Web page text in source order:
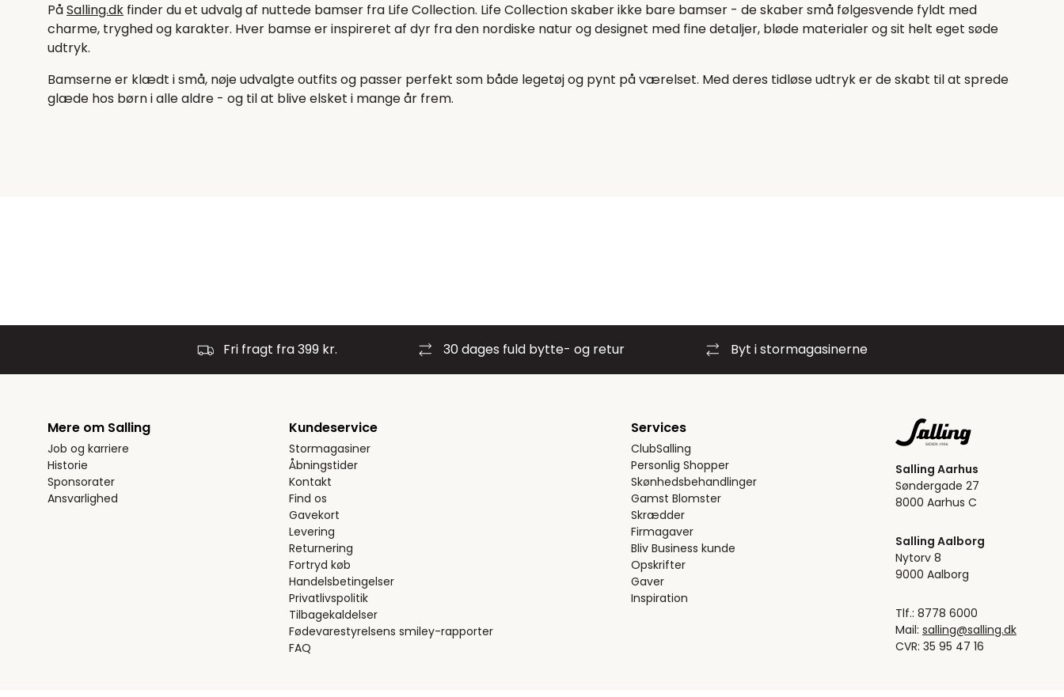
PåSalling.dk finder du et udvalg af nuttede bamser fra Life Collection. Life Collection skaber ikke bare bamser - de skaber små følgesvende fyldt med
charme, tryghed og karakter. Hver bamse er inspireret af dyr fra den nordiske natur og designet med fine detaljer, bløde materialer og sit helt eget søde
udtryk.
Bamserne er klædt i små, nøje udvalgte outfits og passer perfekt som både legetøj og pynt på værelset. Med deres tidløse udtryk er de skabt til at sprede
glæde hos børn i alle aldre - og til at blive elsket i mange år frem.
Fri fragt fra 399 kr. 30 dages fuld bytte- og retur Byt i stormagasinerne
Mere om Salling
Job og karriere
Historie
Sponsorater
Ansvarlighed
Kundeservice
Stormagasiner
Åbningstider
Kontakt
Find os
Gavekort
Levering
Returnering
Fortryd køb
Handelsbetingelser
Privatlivspolitik
Tilbagekaldelser
Fødevarestyrelsens smiley-rapporter
FAQ
Services
ClubSalling
Personlig Shopper
Skønhedsbehandlinger
Gamst Blomster
Skrædder
Firmagaver
Bliv Business kunde
Opskrifter
Gaver
Inspiration
Salling Aarhus
Søndergade 27
8000 Aarhus C
Salling Aalborg
Nytorv 8
9000 Aalborg
Tlf.: 8778 6000
Mail: salling@salling.dk
CVR: 35 95 47 16